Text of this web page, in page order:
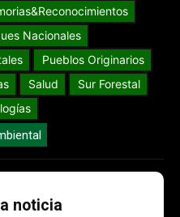
Nacionales
Pueblos Originarios
Salud
Sur Forestal
noticia